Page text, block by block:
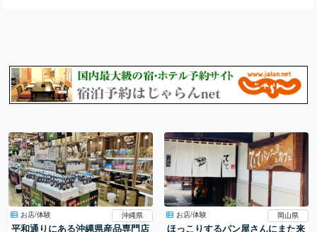
お店/体験 沖縄県
平和通りにある沖縄県産品専門店
お店/体験 岡山県
ほっこりするパン屋さんにまた来